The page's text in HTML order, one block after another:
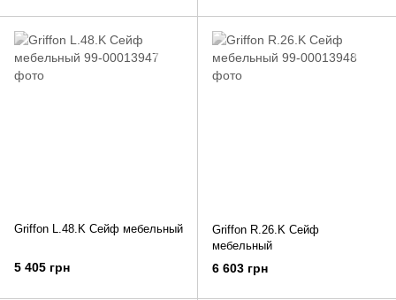
Griffon L.48.K Сейф мебельный
5 405 грн
Griffon R.26.K Сейф
мебельный
6 603 грн